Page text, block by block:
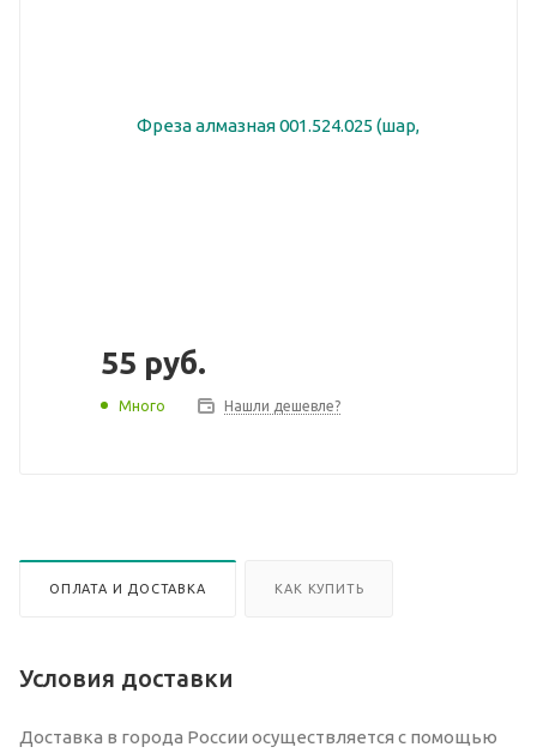
55 руб.
Много Нашли дешевле?
ОПЛАТА И ДОСТАВКА КАК КУПИТЬ
Условия доставки
Доставка в города России осуществляется с помощью